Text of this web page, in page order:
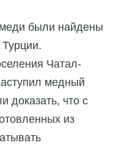
были найдены
Чатал-
медный
доказать, что с
из